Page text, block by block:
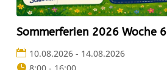
Sommerferien 2026 Woche 6
10.08.2026 - 14.08.2026